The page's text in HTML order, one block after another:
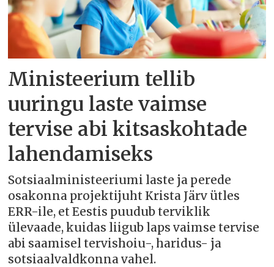
Ministeerium tellib
uuringu laste vaimse
tervise abi kitsaskohtade
lahendamiseks
Sotsiaalministeeriumi laste ja perede
osakonna projektijuht Krista Järv ütles
ERR-ile, et Eestis puudub terviklik
ülevaade, kuidas liigub laps vaimse tervise
abi saamisel tervishoiu-, haridus- ja
sotsiaalvaldkonna vahel.